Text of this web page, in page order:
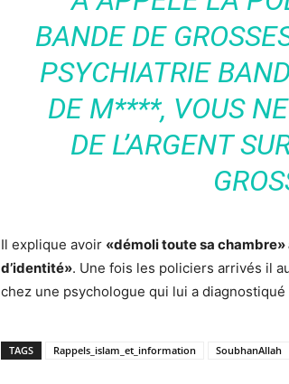
BANDE DE
PSYCHIATRIE
DE M****, VOUS
DE L’ARGENT
Il explique avoir «démoli toute sa
d’identité». Une fois les policiers arrivés il
chez une psychologue qui lui a diagnostiqué
TAGS Rappels_islam_et_information SoubhanAllah